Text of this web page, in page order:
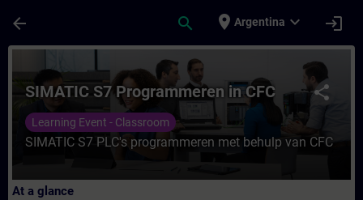
arrow_back search place Argentina expand_more login
Course - SIMATIC S7 Programmeren in
share
SIMATIC S7 Programmeren in CFC
Learning Event - Classroom
SIMATIC S7 PLC's programmeren met behulp van CFC
At a glance